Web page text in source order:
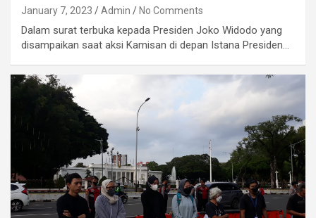
January 7, 2023 Admin No Comments
Dalam surat terbuka kepada Presiden Joko Widodo yang
disampaikan saat aksi Kamisan di depan Istana Presiden…